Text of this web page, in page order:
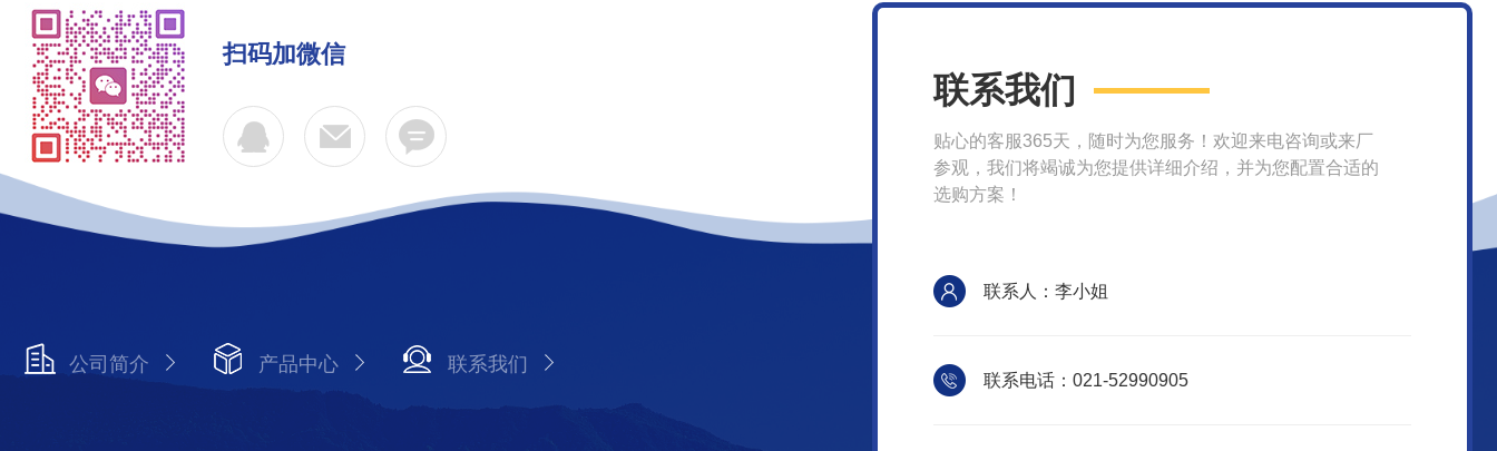
扫码加微信
公司简介 产品中心 联系我们
联系我们
贴心的客服365天，随时为您服务！欢迎来电咨询或来厂
参观，我们将竭诚为您提供详细介绍，并为您配置合适的
选购方案！
联系人：李小姐
联系电话：021-52990905